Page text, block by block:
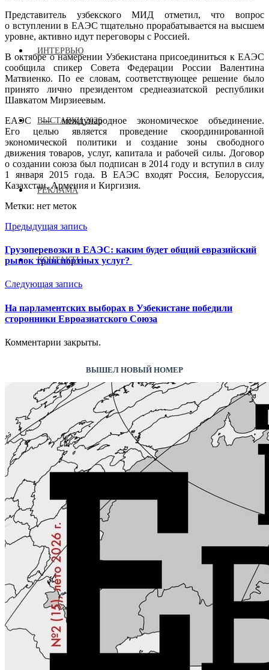
ИНТЕРВЬЮ
ВЫСТАВКИ 2026
РЕКЛАМА
КОНТАКТЫ
Представитель узбекского МИД отметил, что вопрос
о вступлении в ЕАЭС тщательно прорабатывается на высшем
уровне, активно идут переговоры с Россией.
В октябре о намерении Узбекистана присоединиться к ЕАЭС
сообщила спикер Совета Федерации России Валентина
Матвиенко. По ее словам, соответствующее решение было
принято лично президентом среднеазиатской республики
Шавкатом Мирзиеевым.
ЕАЭС — международное экономическое объединение.
Его целью является проведение скоординированной
экономической политики и создание зоны свободного
движения товаров, услуг, капитала и рабочей силы. Договор
о создании союза был подписан в 2014 году и вступил в силу
1 января 2015 года. В ЕАЭС входят Россия, Белоруссия,
Казахстан, Армения и Киргизия.
Метки: нет меток
Предыдущая запись
Грузоперевозки в ЕАЭС: каким будет общий евразийский
рынок транспортных услуг?
Следующая запись
На парламентских выборах в Узбекистане победили
сторонники Евроазиатского Союза
Комментарии закрыты.
ВЫШЕЛ НОВЫЙ НОМЕР